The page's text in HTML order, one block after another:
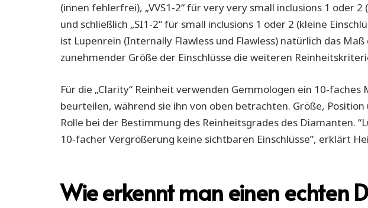
(innen fehlerfrei), „VVS1-2“ für very very small inclusions 1 oder
und schließlich „SI1-2“ für small inclusions 1 oder 2 (kleine
ist Lupenrein (Internally Flawless und Flawless) natürlich das
zunehmender Größe der Einschlüsse die weiteren
Für die „Clarity“ Reinheit verwenden Gemmologen ein 10-
beurteilen, während sie ihn von oben betrachten. Größe, Position
Rolle bei der Bestimmung des Reinheitsgrades des Diamanten.
10-facher Vergrößerung keine sichtbaren Einschlüsse”, erklärt
Wie erkennt man einen echten